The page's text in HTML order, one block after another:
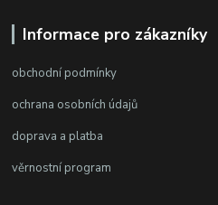
Informace pro zákazníky
obchodní podmínky
ochrana osobních údajů
doprava a platba
věrnostní program